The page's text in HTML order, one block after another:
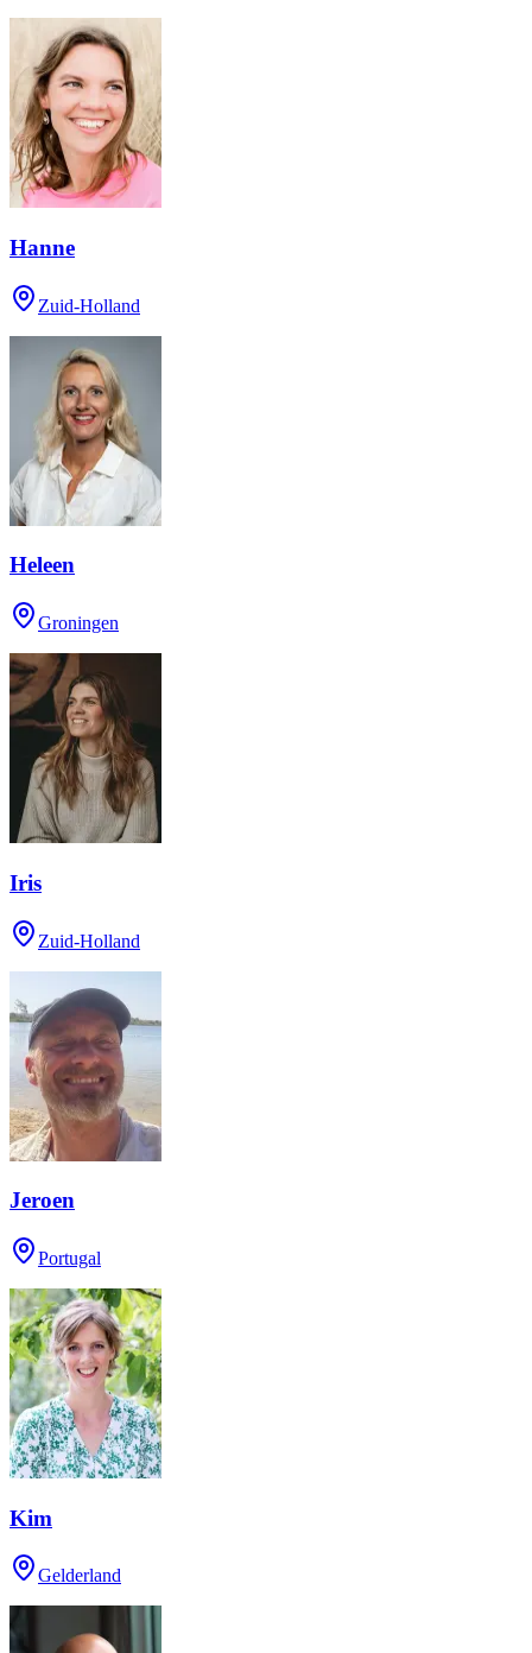
Hanne
Zuid-Holland
Heleen
Groningen
Iris
Zuid-Holland
Jeroen
Portugal
Kim
Gelderland